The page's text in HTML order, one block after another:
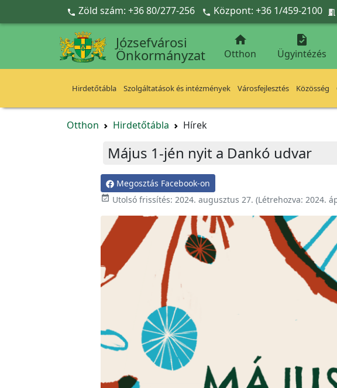
Ugrás a fő tartalomra
 Zöld szám: +36 80/277-256  Központ: +36 1/459-2100 
Józsefvárosi
Önkormányzat

Otthon

Ügyintézés
Hirdetőtábla Szolgáltatások és intézmények Városfejlesztés Közösség
Otthon Hirdetőtábla Hírek
Május 1-jén nyit a Dankó udvar
Megosztás Facebook-on
 Utolsó frissítés: 2024. augusztus 27. (Létrehozva: 2024.